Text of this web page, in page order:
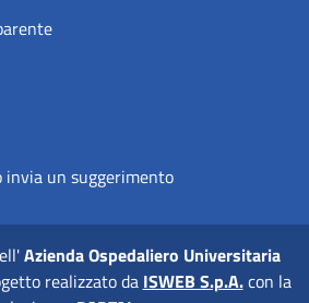
invia un suggerimento
Azienda Ospedaliero Universitaria
realizzato da ISWEB S.p.A.con la